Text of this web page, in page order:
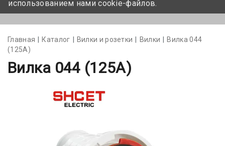
Главная Каталог Вилки и розетки Вилки
Вилка 044
(125А)
Вилка 044 (125А)
использованием нами cookie-файлов.